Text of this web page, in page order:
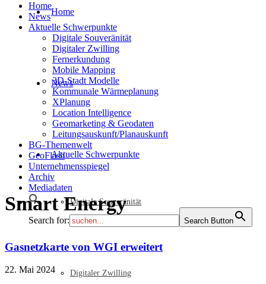
Home
News
Aktuelle Schwerpunkte
Digitale Souveränität
Digitaler Zwilling
Home
News
Aktuelle Schwerpunkte
Digitale Souveränität
Digitaler Zwilling
Fernerkundung
Mobile Mapping
3D-Stadt Modelle
Kommunale Wärmeplanung
XPlanung
Location Intelligence
Geomarketing & Geodaten
Leitungsauskunft/Planauskunft
BG-Themenwelt
GeoFlash
Unternehmensspiegel
Archiv
Mediadaten
Search for: Search Button
Smart Energy
Gasnetzkarte von WGI erweitert
22. Mai 2024